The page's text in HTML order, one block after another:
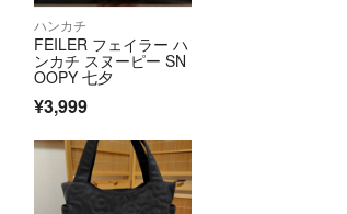
ハンカチ
FEILER フェイラー ハ
ンカチ スヌーピー SN
OOPY 七夕
¥3,999